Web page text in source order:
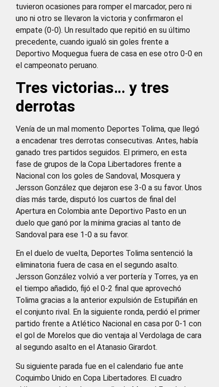
tuvieron ocasiones para romper el marcador, pero ni
uno ni otro se llevaron la victoria y confirmaron el
empate (0-0). Un resultado que repitió en su último
precedente, cuando igualó sin goles frente a
Deportivo Moquegua fuera de casa en ese otro 0-0 en
el campeonato peruano.
Tres victorias… y tres
derrotas
Venía de un mal momento Deportes Tolima, que llegó
a encadenar tres derrotas consecutivas. Antes, había
ganado tres partidos seguidos. El primero, en esta
fase de grupos de la Copa Libertadores frente a
Nacional con los goles de Sandoval, Mosquera y
Jersson González que dejaron ese 3-0 a su favor. Unos
días más tarde, disputó los cuartos de final del
Apertura en Colombia ante Deportivo Pasto en un
duelo que ganó por la mínima gracias al tanto de
Sandoval para ese 1-0 a su favor.
En el duelo de vuelta, Deportes Tolima sentenció la
eliminatoria fuera de casa en el segundo asalto.
Jersson González volvió a ver portería y Torres, ya en
el tiempo añadido, fijó el 0-2 final que aprovechó
Tolima gracias a la anterior expulsión de Estupiñán en
el conjunto rival. En la siguiente ronda, perdió el primer
partido frente a Atlético Nacional en casa por 0-1 con
el gol de Morelos que dio ventaja al Verdolaga de cara
al segundo asalto en el Atanasio Girardot.
Su siguiente parada fue en el calendario fue ante
Coquimbo Unido en Copa Libertadores. El cuadro